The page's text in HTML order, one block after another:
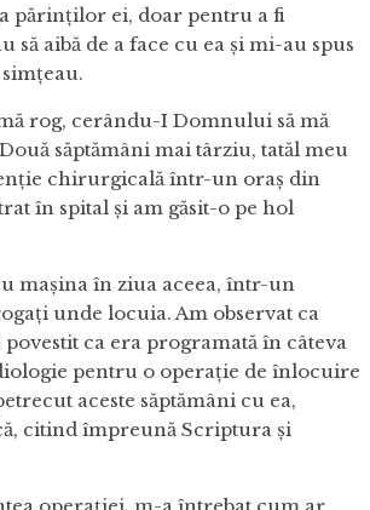
părinților ei, doar pentru a fi
să aibă de a face cu ea și mi-au spus
rog, cerându-I Domnului să mă
Două săptămâni mai târziu, tatăl meu
chirurgicală într-un oraș din
în spital și am găsit-o pe hol
mașina în ziua aceea, într-un
unde locuia. Am observat ca
ca era programată în câteva
pentru o operație de înlocuire
aceste săptămâni cu ea,
citind împreună Scriptura și